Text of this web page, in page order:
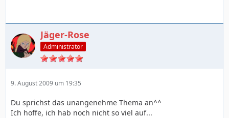
Jäger-Rose
Administrator
9. August 2009 um 19:35
Du sprichst das unangenehme Thema an^^
Ich hoffe, ich hab noch nicht so viel auf...